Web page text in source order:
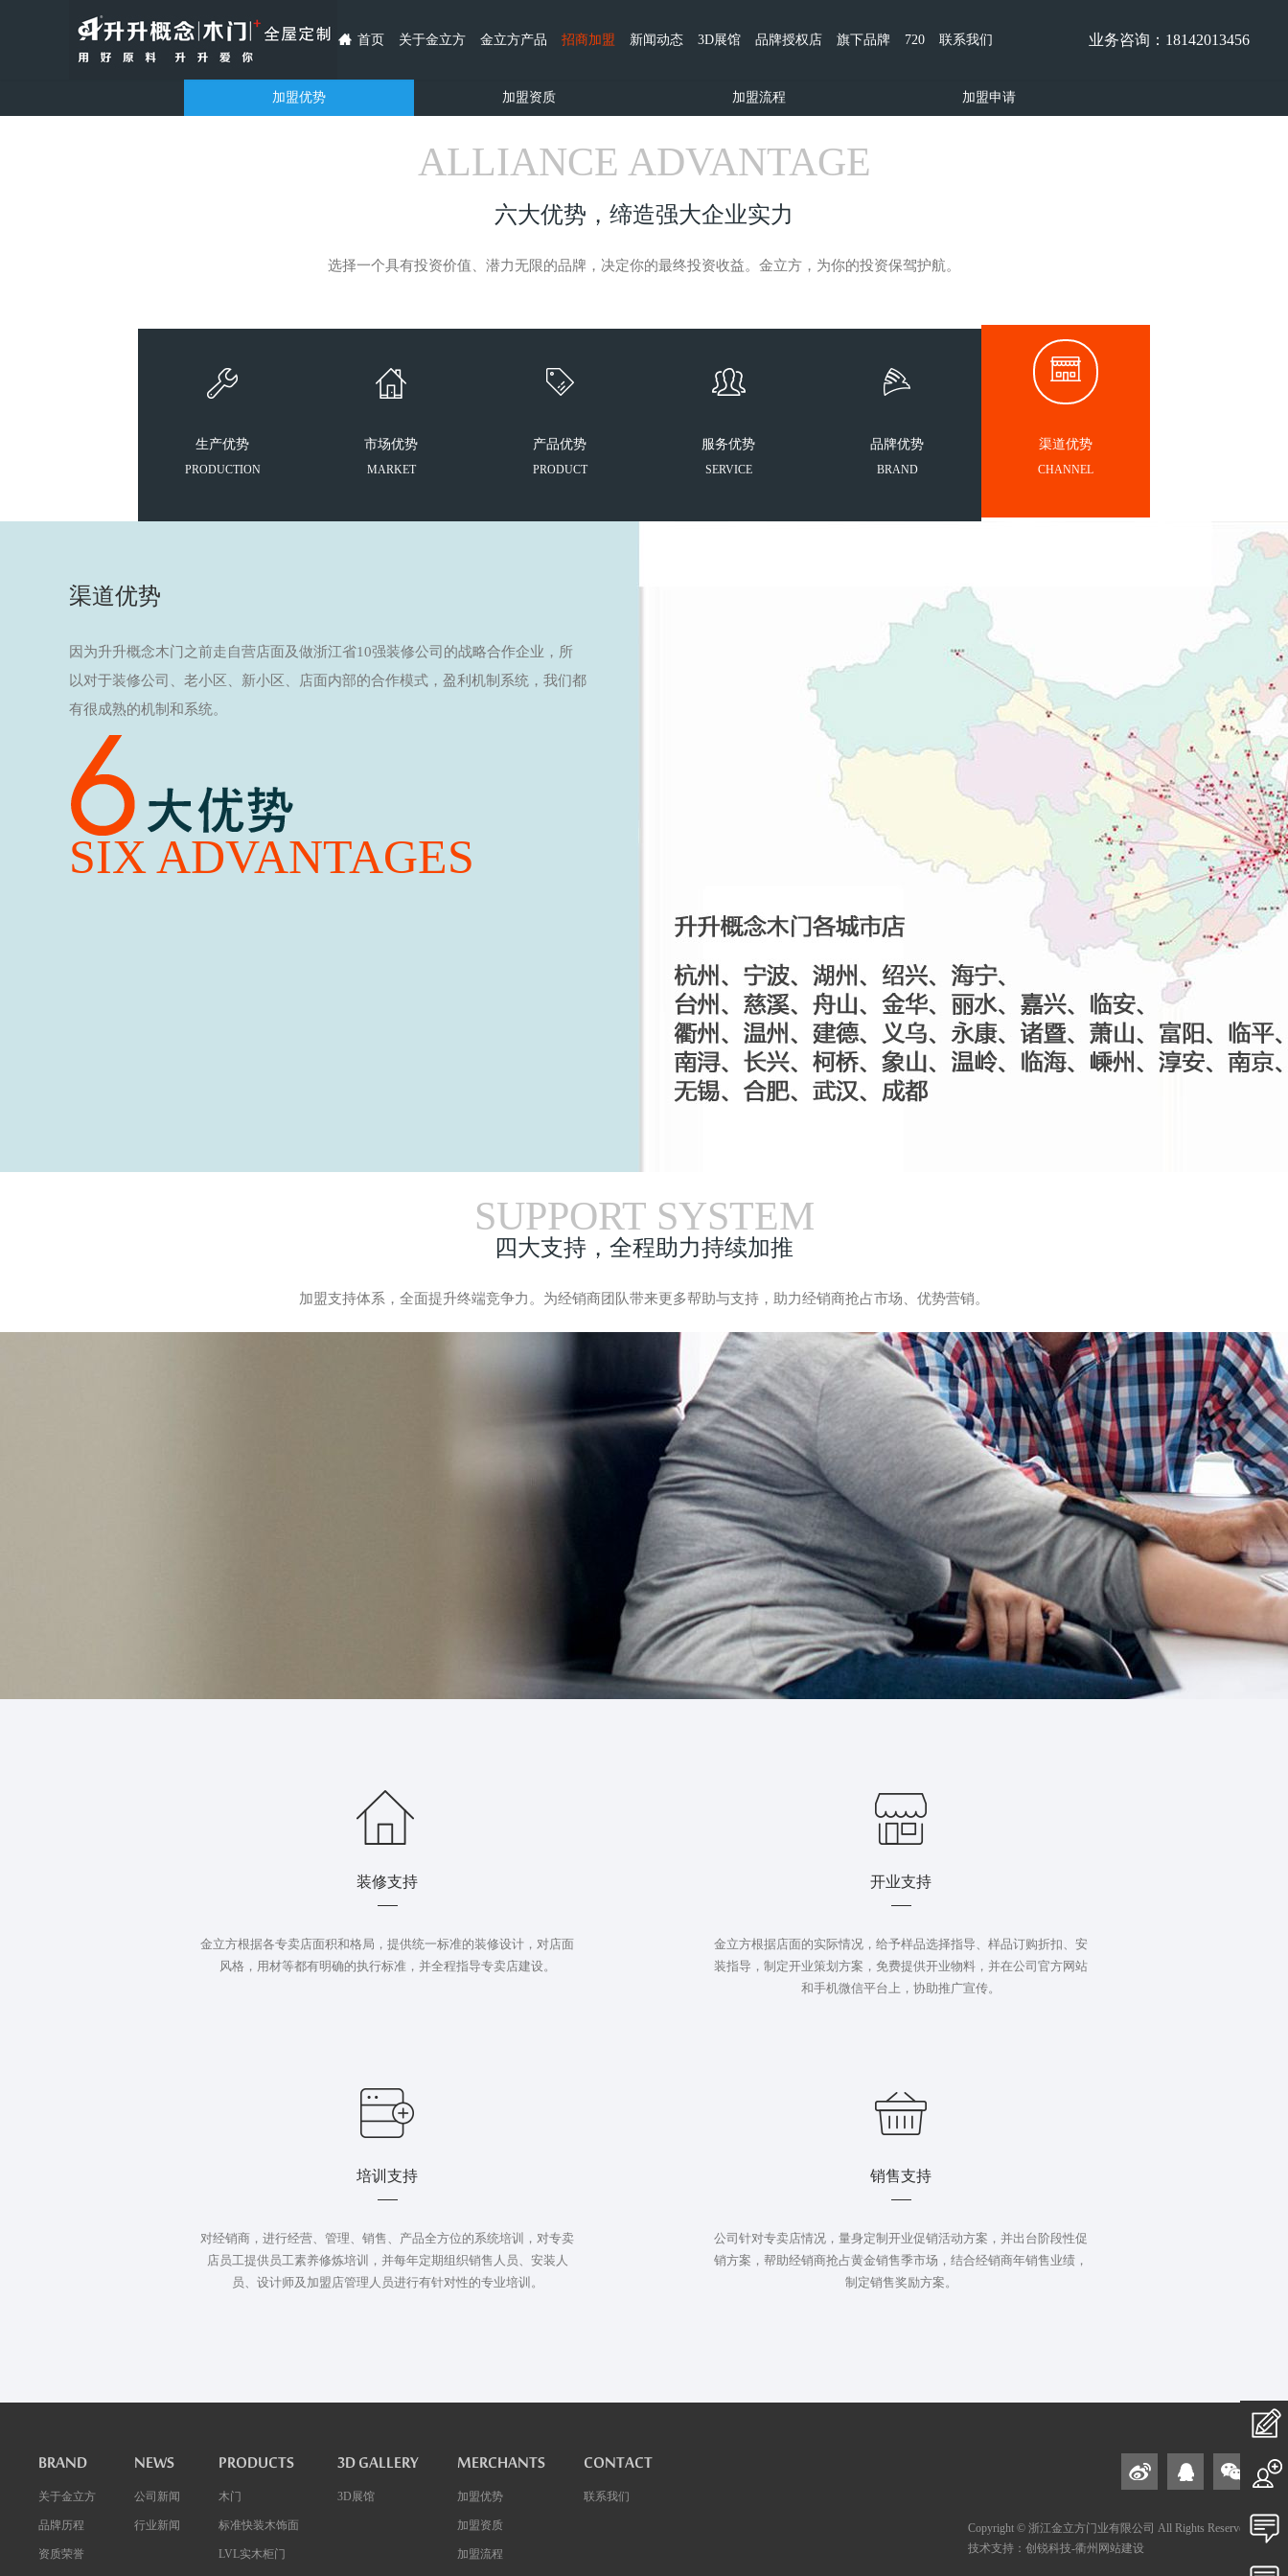
首页 关于金立方 金立方产品 招商加盟 新闻动态 3D展馆 品牌授权店 旗下品牌 720 联系我们 业务咨询：18142013456
加盟优势 加盟资质 加盟流程 加盟申请
ALLIANCE ADVANTAGE
六大优势，缔造强大企业实力
选择一个具有投资价值、潜力无限的品牌，决定你的最终投资收益。金立方，为你的投资保驾护航。
生产优势
PRODUCTION
市场优势
MARKET
产品优势
PRODUCT
服务优势
SERVICE
品牌优势
BRAND
渠道优势
CHANNEL
渠道优势
因为升升概念木门之前走自营店面及做浙江省10强装修公司的战略合作企业，所
以对于装修公司、老小区、新小区、店面内部的合作模式，盈利机制系统，我们都
有很成熟的机制和系统。
SIX ADVANTAGES
SUPPORT SYSTEM
四大支持，全程助力持续加推
加盟支持体系，全面提升终端竞争力。为经销商团队带来更多帮助与支持，助力经销商抢占市场、优势营销。
装修支持
金立方根据各专卖店面积和格局，提供统一标准的装修设计，对店面
风格，用材等都有明确的执行标准，并全程指导专卖店建设。
开业支持
金立方根据店面的实际情况，给予样品选择指导、样品订购折扣、安
装指导，制定开业策划方案，免费提供开业物料，并在公司官方网站
和手机微信平台上，协助推广宣传。
培训支持
对经销商，进行经营、管理、销售、产品全方位的系统培训，对专卖
店员工提供员工素养修炼培训，并每年定期组织销售人员、安装人
员、设计师及加盟店管理人员进行有针对性的专业培训。
销售支持
公司针对专卖店情况，量身定制开业促销活动方案，并出台阶段性促
销方案，帮助经销商抢占黄金销售季市场，结合经销商年销售业绩，
制定销售奖励方案。
BRAND
关于金立方
品牌历程
资质荣誉
NEWS
公司新闻
行业新闻
PRODUCTS
木门
标准快装木饰面
LVL实木柜门
3D GALLERY
3D展馆
MERCHANTS
加盟优势
加盟资质
加盟流程
CONTACT
联系我们
Copyright © 浙江金立方门业有限公司 All Rights Reserved
技术支持：创锐科技-衢州网站建设
在
私
投